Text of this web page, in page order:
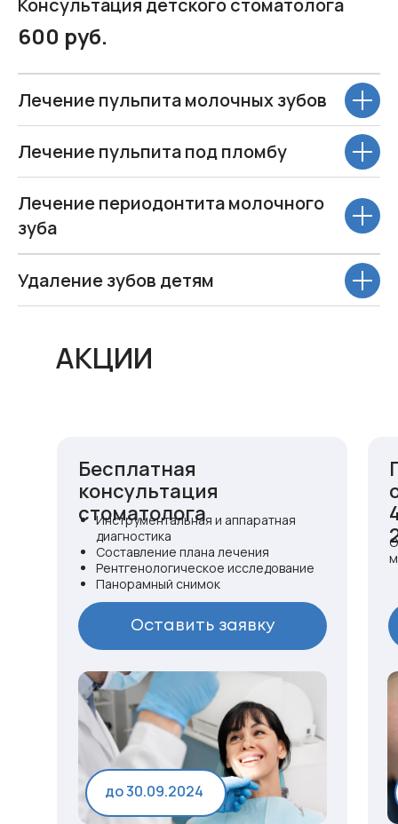
Консультация детского стоматолога
600 руб.
Лечение пульпита молочных зубов
Лечение пульпита под пломбу
Лечение периодонтита молочного
зуба
Удаление зубов детям
АКЦИИ
Бесплатная
консультация
стоматолога
Инструментальная и аппаратная
диагностика
Составление плана лечения
Рентгенологическое исследование
Панорамный снимок
Оставить заявку
до 30.09.2024